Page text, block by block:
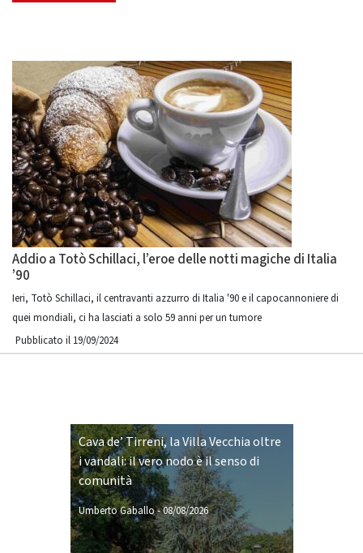
Addio a Totò Schillaci, l’eroe delle notti magiche di Italia
’90
Ieri, Totò Schillaci, il centravanti azzurro di Italia '90 e il capocannoniere di
quei mondiali, ci ha lasciati a solo 59 anni per un tumore
Pubblicato il 19/09/2024
Cava de’ Tirreni, la Villa Vecchia oltre
i vandali: il vero nodo è il senso di
comunità
Umberto Gaballo-08/08/2026